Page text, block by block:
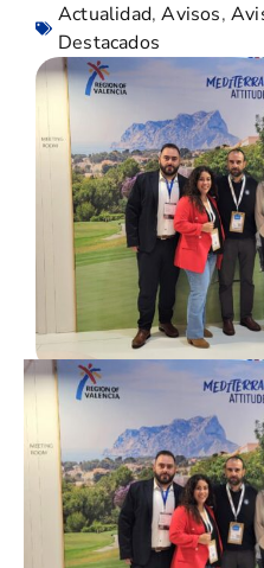
Actualidad,Avisos,
Destacados